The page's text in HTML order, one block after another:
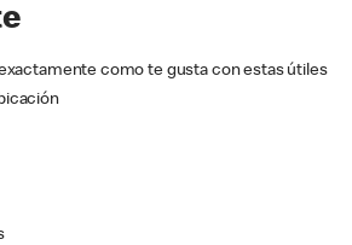
como te gusta con estas útiles